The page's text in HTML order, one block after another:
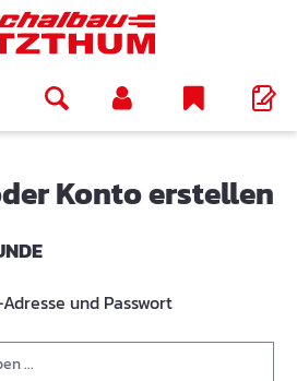
Konto erstellen
und Passwort